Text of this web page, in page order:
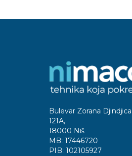
Bulevar Zorana Djindjica
121A,
18000 Niš
MB:17446720
PIB:102105927